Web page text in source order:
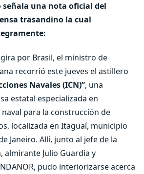
señala una nota oficial del
trasandino la cual
por Brasil, el ministro de
recorrió este jueves el astillero
Navales (ICN)”, una
estatal especializada en
para la construcción de
localizada en Itaguaí, municipio
Janeiro. Allí, junto al jefe de la
almirante Julio Guardia y
pudo interiorizarse acerca